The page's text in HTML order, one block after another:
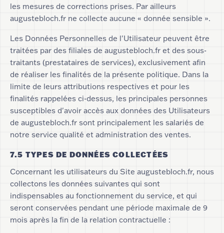
les mesures de corrections prises. Par ailleurs
augustebloch.fr ne collecte aucune « donnée sensible ».
Les Données Personnelles de l'Utilisateur peuvent être
traitées par des filiales de augustebloch.fr et des sous-
traitants (prestataires de services), exclusivement afin
de réaliser les finalités de la présente politique. Dans la
limite de leurs attributions respectives et pour les
finalités rappelées ci-dessus, les principales personnes
susceptibles d'avoir accès aux données des Utilisateurs
de augustebloch.fr sont principalement les salariés de
notre service qualité et administration des ventes.
7.5 TYPES DE DONNÉES COLLECTÉES
Concernant les utilisateurs du Site augustebloch.fr, nous
collectons les données suivantes qui sont
indispensables au fonctionnement du service, et qui
seront conservées pendant une période maximale de 9
mois après la fin de la relation contractuelle :